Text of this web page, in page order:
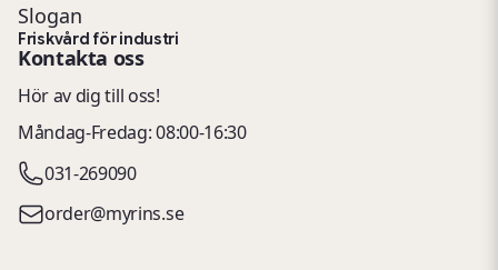
Slogan
Friskvård för industri
Kontakta oss
Hör av dig till oss!
Måndag-Fredag: 08:00-16:30
031-269090
order@myrins.se